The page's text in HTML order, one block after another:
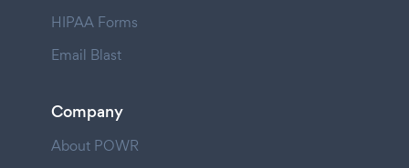
HIPAA Forms
Email Blast
Company
About POWR